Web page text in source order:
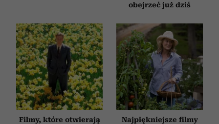
obejrzeć już dziś
Filmy, które otwierają
Najpiękniejsze filmy